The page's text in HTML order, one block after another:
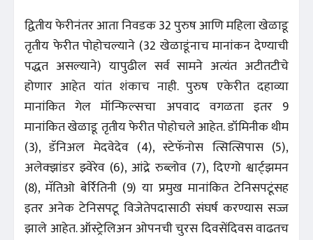
द्वितीय फेरीनंतर आता निवडक 32 पुरुष आणि महिला खेळाडू
तृतीय फेरीत पोहोचल्याने (32 खेळाडूंनाच मानांकन देण्याची
पद्धत असल्याने) यापुढील सर्व सामने अत्यंत अटीतटीचे
होणार आहेत यांत शंकाच नाही. पुरुष एकेरीत दहाव्या
मानांकित गेल मॉन्फिल्सचा अपवाद वगळता इतर 9
मानांकित खेळाडू तृतीय फेरीत पोहोचले आहेत. डॉमिनीक थीम
(3), डॅनिअल मेदवेदेव (4), स्टेफॅनोस त्सित्सिपास (5),
अलेक्झांडर झ्वेरेव (6), आंद्रे रुब्लोव (7), दिएगो श्वार्ट्झमन
(8), मॅतिओ बेर्रितिनी (9) या प्रमुख मानांकित टेनिसपटूंसह
इतर अनेक टेनिसपटू विजेतेपदासाठी संघर्ष करण्यास सज्ज
झाले आहेत. ऑस्ट्रेलिअन ओपनची चुरस दिवसेंदिवस वाढतच